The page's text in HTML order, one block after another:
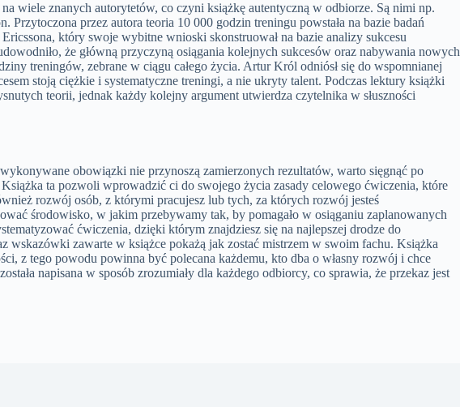
wiele znanych autorytetów, co czyni książkę autentyczną w odbiorze. Są nimi np.
Przytoczona przez autora teoria 10 000 godzin treningu powstała na bazie badań
który swoje wybitne wnioski skonstruował na bazie analizy sukcesu
że główną przyczyną osiągania kolejnych sukcesów oraz nabywania nowych
treningów, zebrane w ciągu całego życia. Artur Król odniósł się do wspomnianej
stoją ciężkie i systematyczne treningi, a nie ukryty talent. Podczas lektury książki
teorii, jednak każdy kolejny argument utwierdza czytelnika w słuszności
obowiązki nie przynoszą zamierzonych rezultatów, warto sięgnąć po
ta pozwoli wprowadzić ci do swojego życia zasady celowego ćwiczenia, które
rozwój osób, z którymi pracujesz lub tych, za których rozwój jesteś
środowisko, w jakim przebywamy tak, by pomagało w osiąganiu zaplanowanych
ćwiczenia, dzięki którym znajdziesz się na najlepszej drodze do
wskazówki zawarte w książce pokażą jak zostać mistrzem w swoim fachu. Książka
z tego powodu powinna być polecana każdemu, kto dba o własny rozwój i chce
napisana w sposób zrozumiały dla każdego odbiorcy, co sprawia, że przekaz jest